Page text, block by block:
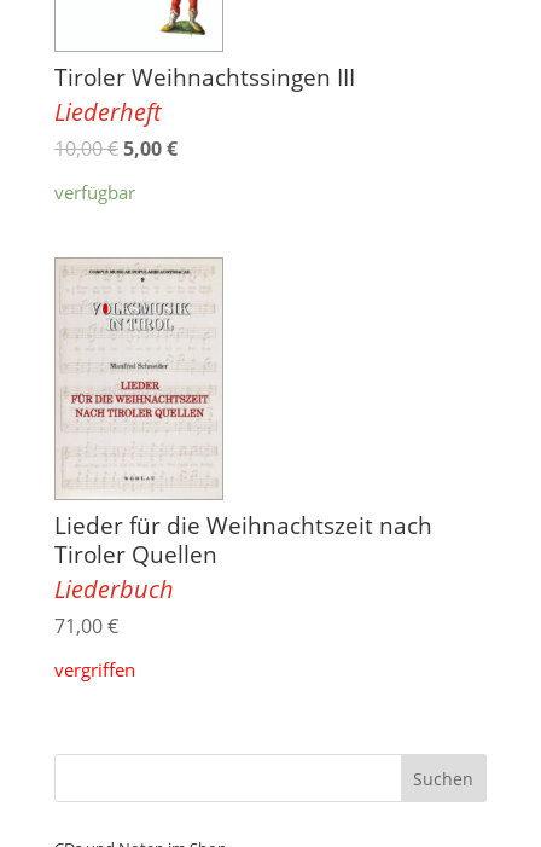
Tiroler Weihnachtssingen III
Liederheft
10,00€5,00€
verfügbar
Lieder für die Weihnachtszeit nach
Tiroler Quellen
Liederbuch
71,00€
vergriffen